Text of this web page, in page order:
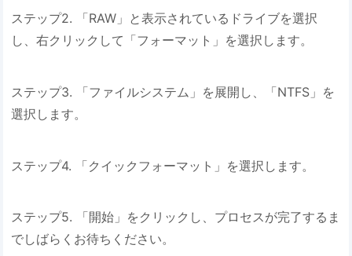
ステップ2. 「RAW」と表示されているドライブを選択
し、右クリックして「フォーマット」を選択します。
ステップ3. 「ファイルシステム」を展開し、「NTFS」を
選択します。
ステップ4. 「クイックフォーマット」を選択します。
ステップ5. 「開始」をクリックし、プロセスが完了するま
でしばらくお待ちください。